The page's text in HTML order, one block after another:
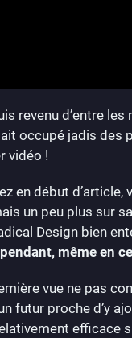
revenu d’entre
occupé jadis
vidéo !
en début
un peu plus sur
Design bien
même en
vue ne pas
futur proche d’y
efficace